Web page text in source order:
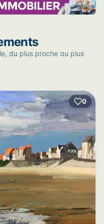
— les lieux qui
2
3
3
2
|©OpenStreetMap©CARTO
du plus proche au plus
0